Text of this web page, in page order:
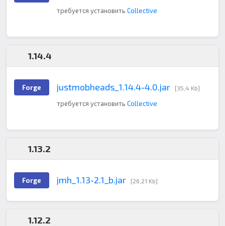
требуется установить Collective
1.14.4
Forge justmobheads_1.14.4-4.0.jar [35,4 Kb]
требуется установить Collective
1.13.2
Forge jmh_1.13-2.1_b.jar [26,21 Kb]
1.12.2